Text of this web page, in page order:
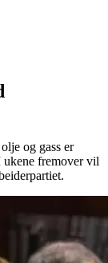
og gass er
ukene fremover vil